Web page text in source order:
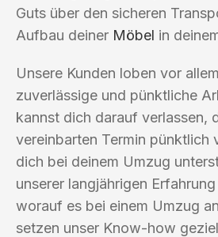
Guts über den sicheren
Aufbau deiner Möbel in
Unsere Kunden loben vor
zuverlässige und pünktliche
kannst dich darauf verlassen,
vereinbarten Termin pünktlich
dich bei deinem Umzug
unserer langjährigen
worauf es bei einem Umzug
setzen unser Know-how